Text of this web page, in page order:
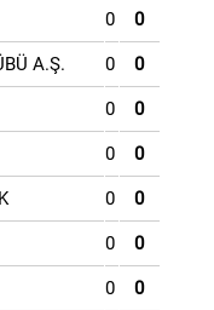
0 0
A.Ş. 0 0
0 0
0 0
0 0
0 0
0 0